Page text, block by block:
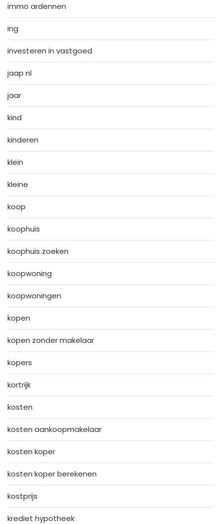
immo ardennen
ing
investeren in vastgoed
jaap nl
jaar
kind
kinderen
klein
kleine
koop
koophuis
koophuis zoeken
koopwoning
koopwoningen
kopen
kopen zonder makelaar
kopers
kortrijk
kosten
kosten aankoopmakelaar
kosten koper
kosten koper berekenen
kostprijs
krediet hypotheek